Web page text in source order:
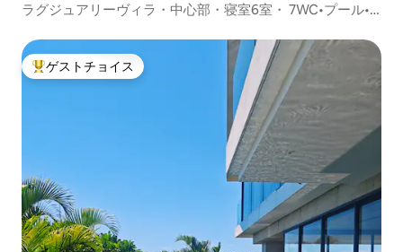
ラグジュアリーヴィラ・中心部・寝室6室・ 7WC•プール•
大好評のゲストチョイスです。
ゲストチョイス